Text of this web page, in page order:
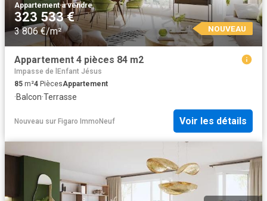
Appartement·à vendre
323 533 €
3 806 €/m² NOUVEAU
Appartement 4 pièces 84 m2
Impasse de lEnfant Jésus
85 m²4 PiècesAppartement
·Balcon·Terrasse
Nouveau sur Figaro ImmoNeuf Voir les détails